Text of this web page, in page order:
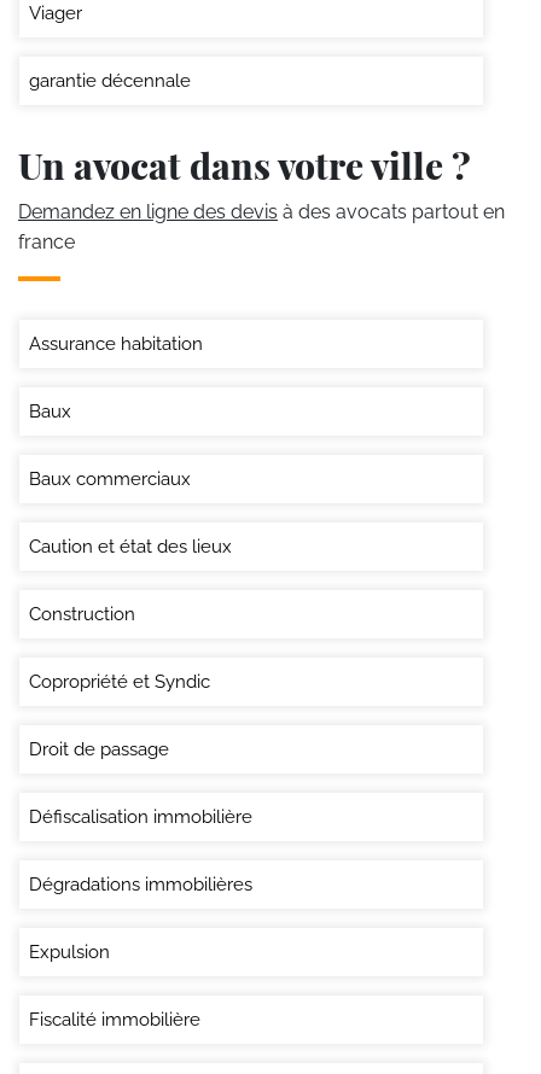
Viager
garantie décennale
Un avocat dans votre ville ?
Demandez en ligne des devis à des avocats partout en
france
Assurance habitation
Baux
Baux commerciaux
Caution et état des lieux
Construction
Copropriété et Syndic
Droit de passage
Défiscalisation immobilière
Dégradations immobilières
Expulsion
Fiscalité immobilière